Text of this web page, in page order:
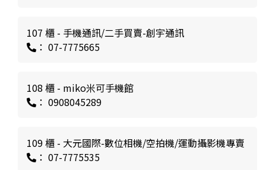
107 櫃 - 手機通訊/二手買賣-創宇通訊
： 07-7775665
108 櫃 - miko米可手機館
： 0908045289
109 櫃 - 大元國際-數位相機/空拍機/運動攝影機專賣
： 07-7775535